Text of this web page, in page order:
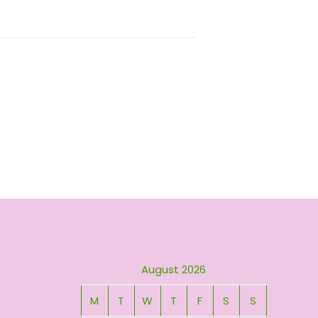
August 2026
M T W T F S S